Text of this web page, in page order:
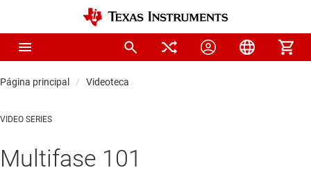
Página principal Videoteca
VIDEO SERIES
Multifase 101